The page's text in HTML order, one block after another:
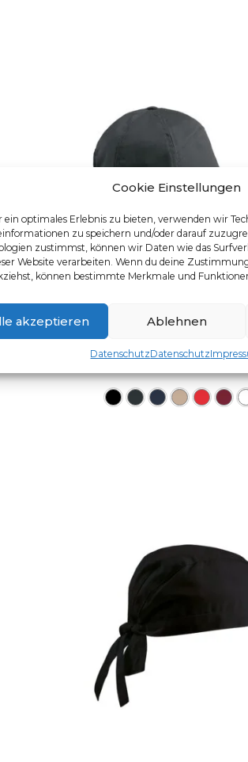
Cookie Einstellungen
ein optimales Erlebnis zu bieten, verwenden wir
zu speichern und/oder darauf
zustimmst, können wir Daten wie das
Website verarbeiten. Wenn du deine
können bestimmte Merkmale und
akzeptieren Ablehnen
DatenschutzDatenschutz
Dieses